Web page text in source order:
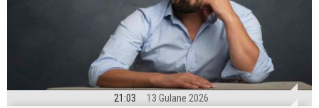
21:03 13 Gulane 2026